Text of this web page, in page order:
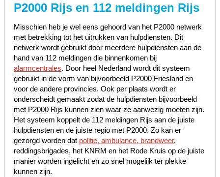
P2000 Rijs en 112 meldingen Rijs
Misschien heb je wel eens gehoord van het P2000 netwerk
met betrekking tot het uitrukken van hulpdiensten. Dit
netwerk wordt gebruikt door meerdere hulpdiensten aan de
hand van 112 meldingen die binnenkomen bij
alarmcentrales. Door heel Nederland wordt dit systeem
gebruikt in de vorm van bijvoorbeeld P2000 Friesland en
voor de andere provincies. Ook per plaats wordt er
onderscheidt gemaakt zodat de hulpdiensten bijvoorbeeld
met P2000 Rijs kunnen zien waar ze aanwezig moeten zijn.
Het systeem koppelt de 112 meldingen Rijs aan de juiste
hulpdiensten en de juiste regio met P2000. Zo kan er
gezorgd worden dat politie, ambulance, brandweer,
reddingsbrigades, het KNRM en het Rode Kruis op de juiste
manier worden ingelicht en zo snel mogelijk ter plekke
kunnen zijn.